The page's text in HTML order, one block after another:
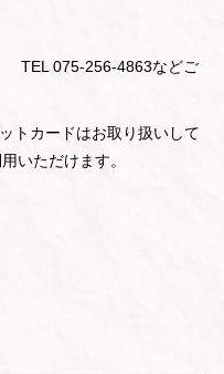
075-256-4863などご
トカードはお取り扱いして
いただけます。